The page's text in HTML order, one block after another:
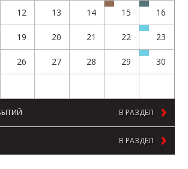
12 13 14 15 16
19 20 21 22 23
26 27 28 29 30
В РАЗДЕЛ
В РАЗДЕЛ